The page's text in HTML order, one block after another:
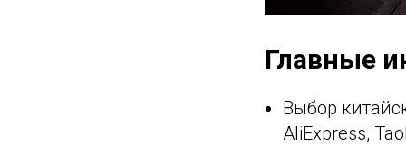
Главные
Выбор
AliExpress,